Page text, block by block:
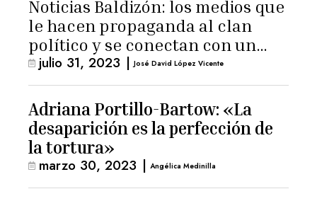
Noticias Baldizón: los medios que
le hacen propaganda al clan
político y se conectan con un
hombre de confianza de
Giammattei
julio 31, 2023 | José David López Vicente
Adriana Portillo-Bartow: «La
desaparición es la perfección de
la tortura»
marzo 30, 2023 | Angélica Medinilla